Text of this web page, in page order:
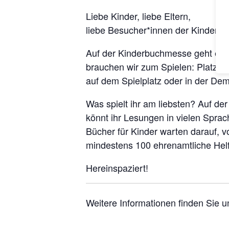
Lie­be Kin­der, lie­be Eltern,
lie­be Besucher*innen der
Auf der Kin­der­buch­mes­se geht es
brau­chen wir zum Spie­len: Platz,
auf dem Spiel­platz oder in der
Was spielt ihr am liebs­ten? Auf
könnt ihr Lesun­gen in vie­len
Bücher für Kin­der war­ten dar­auf,
min­des­tens 100 ehren­amt­li­che
Her­ein­spa­ziert!
Wei­te­re Infor­ma­tio­nen fin­den Sie